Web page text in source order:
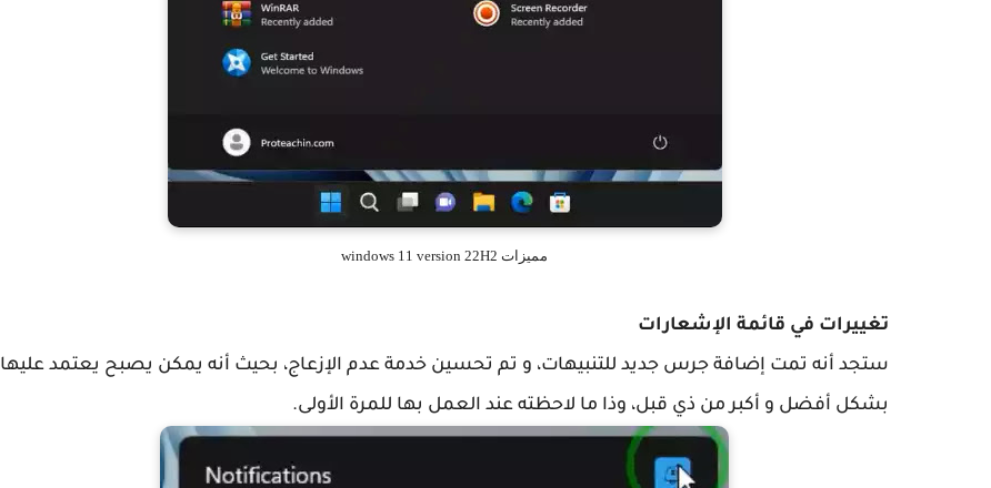
مميزات windows 11 version 22H2
تغييرات في قائمة الإشعارات
ستجد أنه تمت إضافة جرس جديد للتنبيهات، و تم تحسين خدمة عدم الإزعاج، بحيث أنه يمكن يصبح يعتمد عليها
بشكل أفضل و أكبر من ذي قبل، وذا ما لاحظته عند العمل بها للمرة الأولى.